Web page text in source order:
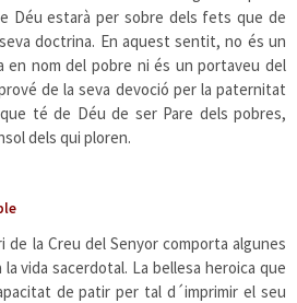
Déu estarà per sobre dels fets que de
doctrina. En aquest sentit, no és un
en nom del pobre ni és un portaveu del
de la seva devoció per la paternitat
té de Déu de ser Pare dels pobres,
dels qui ploren.
de la Creu del Senyor comporta algunes
vida sacerdotal. La bellesa heroica que
de patir per tal d´imprimir el seu